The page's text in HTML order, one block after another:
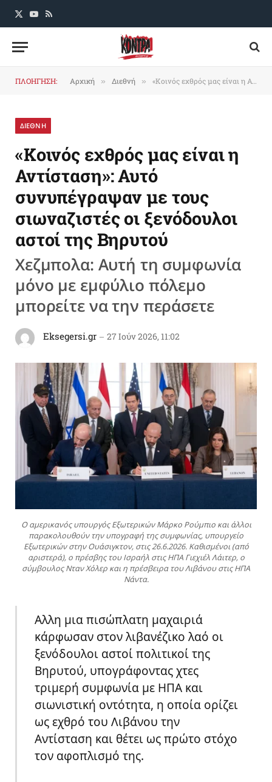
X
YouTube
RSS
ΠΛΟΗΓΗΣΗ: Αρχική » Διεθνή » «Κοινός εχθρός μας είναι η Αντίσταση»: Αυτό συνυπέγραψαν με τους σιωναζιστές οι ξενόδουλοι αστοί της Βηρυτού
ΔΙΕΘΝΗ
«Κοινός εχθρός μας είναι η
Αντίσταση»: Αυτό
συνυπέγραψαν με τους
σιωναζιστές οι ξενόδουλοι
αστοί της Βηρυτού
Χεζμπολα: Αυτή τη συμφωνία
μόνο με εμφύλιο πόλεμο
μπορείτε να την περάσετε
Eksegersi.gr 27 Ιούν 2026, 11:02
Ο αμερικανός υπουργός Εξωτερικών Μάρκο Ρούμπιο και άλλοι
παρακολουθούν την υπογραφή της συμφωνίας, υπουργείο
Εξωτερικών στην Ουάσιγκτον, στις 26.6.2026. Καθισμένοι (από
αριστερά), ο πρέσβης του Ισραήλ στις ΗΠΑ Γιεχιέλ Λάιτερ, ο
σύμβουλος Νταν Χόλερ και η πρέσβειρα του Λιβάνου στις ΗΠΑ
Νάντα.
Aλλη μια πισώπλατη μαχαιριά
κάρφωσαν στον λιβανέζικο λαό οι
ξενόδουλοι αστοί πολιτικοί της
Βηρυτού, υπογράφοντας χτες
τριμερή συμφωνία με ΗΠΑ και
σιωνιστική οντότητα, η οποία ορίζει
ως εχθρό του Λιβάνου την
Αντίσταση και θέτει ως πρώτο στόχο
τον αφοπλισμό της.